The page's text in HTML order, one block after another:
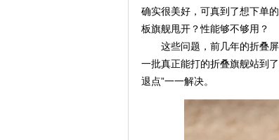
确实很美好，可真到了想下单
板旗舰甩开？性能够不够用？
这些问题，前几年的折叠
一批真正能打的折叠旗舰站到
退点”一一解决。